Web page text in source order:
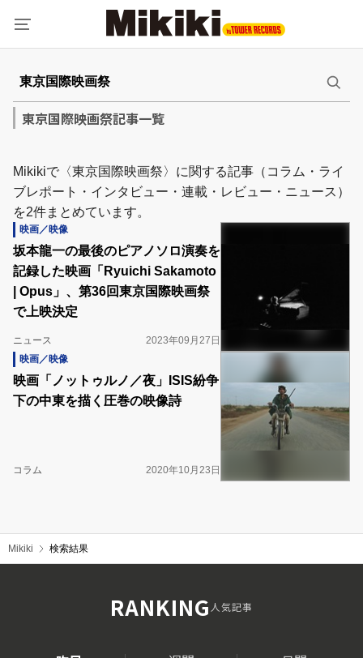
東京国際映画祭記事一覧
Mikikiで〈東京国際映画祭〉に関する記事（コラム・ライ
ブレポート・インタビュー・連載・レビュー・ニュース）
を2件まとめています。
映画／映像
坂本龍一の最後のピアノソロ演奏を
記録した映画「Ryuichi Sakamoto
| Opus」、第36回東京国際映画祭
で上映決定
ニュース
2023年09月27日
映画／映像
映画「ノットゥルノ／夜」ISIS紛争
下の中東を描く圧巻の映像詩
コラム 2020年10月23日
Mikiki 検索結果
RANKING人気記事